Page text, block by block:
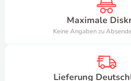
Maximale
Keine Angaben zu
Lieferung